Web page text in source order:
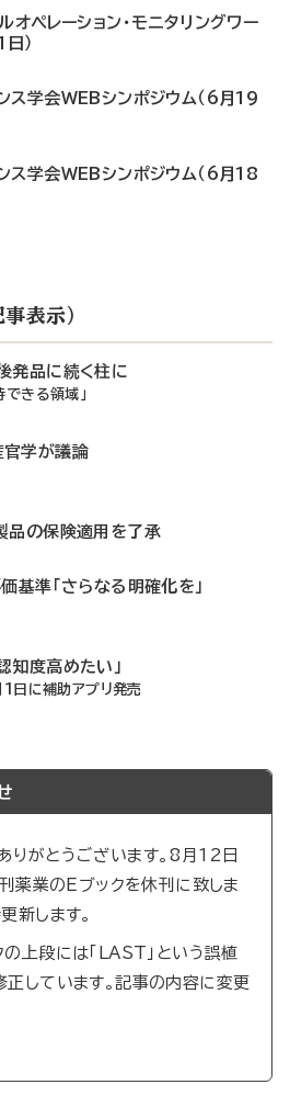
ペレーション・モニタリングワー
）
ス学会WEBシンポジウム（6月19
ス学会WEBシンポジウム（6月18
表示）
発品に続く柱に
できる領域」
官学が議論
品の保険適用を了承
基準「さらなる明確化を」
知度高めたい」
1日に補助アプリ発売
りがとうございます。8月12日
刊薬業のEブックを休刊に致しま
新します。
上段には「LAST」という誤植
正しています。記事の内容に変更